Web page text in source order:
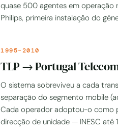
quase 500 agentes em
Philips, primeira instalação do
1995–2010
TLP → Portugal
O sistema sobreviveu a cada
separação do segmento mobile
Cada operador adoptou-o como
direcção de unidade — INESC até